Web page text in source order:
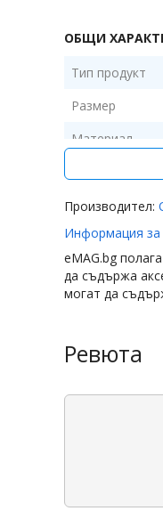
ОБЩИ
Тип продукт
Размер
Материал
Съдържание
Производител:
Информация за
eMAG.bg
да съдържа
могат да
Ревюта